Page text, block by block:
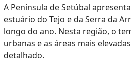
A Península de Setúbal
estuário do Tejo e da Serra da
longo do ano. Nesta região, o
urbanas e as áreas mais
detalhado.